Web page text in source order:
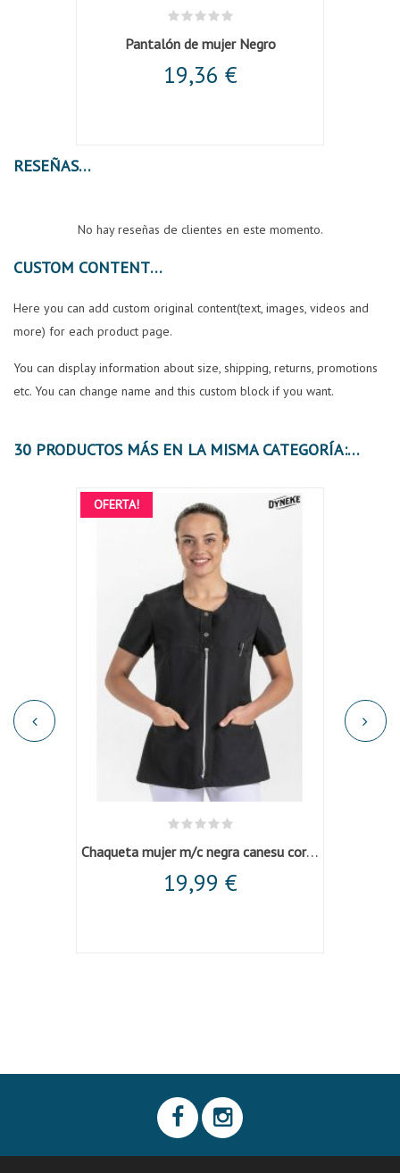
Pantalón de mujer Negro
19,36 €
RESEÑAS
No hay reseñas de clientes en este momento.
CUSTOM CONTENT
Here you can add custom original content(text, images, videos and
more) for each product page.
You can display information about size, shipping, returns, promotions
etc. You can change name and this custom block if you want.
30 PRODUCTOS MÁS EN LA MISMA CATEGORÍA:
OFERTA!
Chaqueta mujer m/c negra canesu corchete
19,99 €